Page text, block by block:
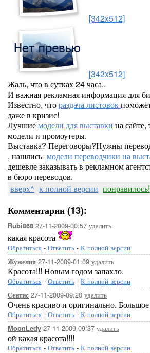
[342x512]
[342x512]
Жаль, что в сутках 24 часа..
И важная рекламная информация для
Известно, чтораздача листовок
даже в кризис!
Лучшиемодели для выставки на
модели и промоутеры.
Выставка? Переговоры?Нужны
, нашлись-модели переводчики на
дешевле заказывать в рекламном
в бюро переводов.
вверх^ к полной версии понравилось!
Комментарии (13):
Rubi868 27-11-2009-00:57 удалить
какая красота
Обратиться - Ответить - К полной версии
Жужелия 27-11-2009-01:09 удалить
Красота!!! Новым годом запахло.
Обратиться - Ответить - К полной версии
Сентис 27-11-2009-09:20 удалить
Очень красиво и оригинально.
Обратиться - Ответить - К полной версии
MoonLedy 27-11-2009-09:37 удалить
ой какая красота!!!!
Обратиться - Ответить - К полной версии